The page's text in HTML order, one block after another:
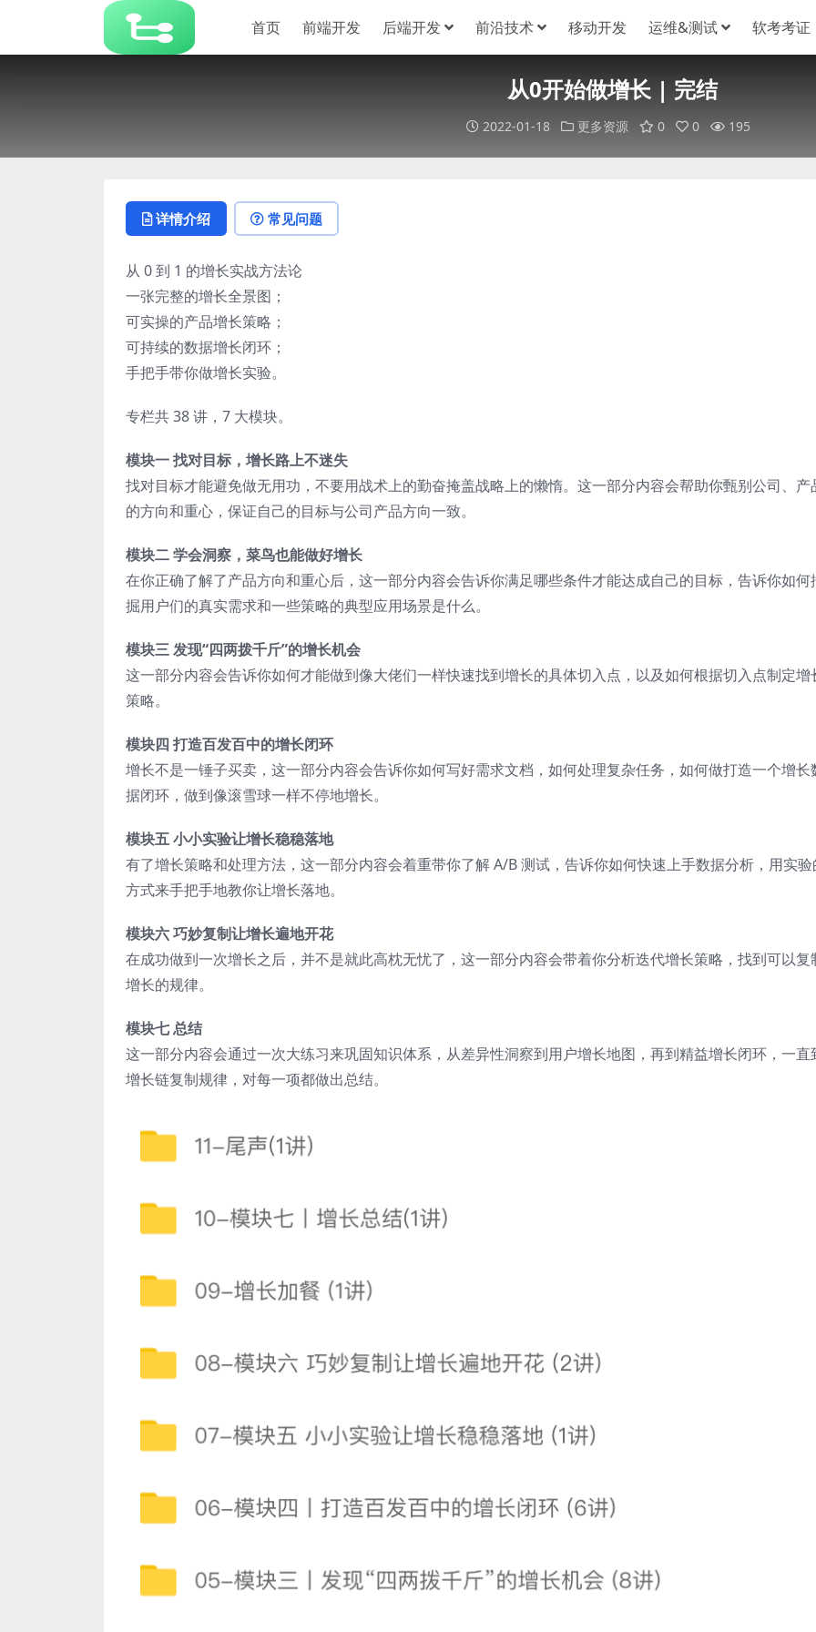
首页 前端开发 后端开发 前沿技术 移动开发 运维&测试 软考考证
从0开始做增长 | 完结
2022-01-18 更多资源 0 0 195
详情介绍 常见问题
从 0 到 1 的增长实战方法论
一张完整的增长全景图；
可实操的产品增长策略；
可持续的数据增长闭环；
手把手带你做增长实验。
专栏共 38 讲，7 大模块。
模块一 找对目标，增长路上不迷失
找对目标才能避免做无用功，不要用战术上的勤奋掩盖战略上的懒惰。这一部分内容会帮助你甄别公司、产
的方向和重心，保证自己的目标与公司产品方向一致。
模块二 学会洞察，菜鸟也能做好增长
在你正确了解了产品方向和重心后，这一部分内容会告诉你满足哪些条件才能达成自己的目标，告诉你如何
掘用户们的真实需求和一些策略的典型应用场景是什么。
模块三 发现“四两拨千斤”的增长机会
这一部分内容会告诉你如何才能做到像大佬们一样快速找到增长的具体切入点，以及如何根据切入点制定增
策略。
模块四 打造百发百中的增长闭环
增长不是一锤子买卖，这一部分内容会告诉你如何写好需求文档，如何处理复杂任务，如何做打造一个增长
据闭环，做到像滚雪球一样不停地增长。
模块五 小小实验让增长稳稳落地
有了增长策略和处理方法，这一部分内容会着重带你了解 A/B 测试，告诉你如何快速上手数据分析，用实验
方式来手把手地教你让增长落地。
模块六 巧妙复制让增长遍地开花
在成功做到一次增长之后，并不是就此高枕无忧了，这一部分内容会带着你分析迭代增长策略，找到可以复
增长的规律。
模块七 总结
这一部分内容会通过一次大练习来巩固知识体系，从差异性洞察到用户增长地图，再到精益增长闭环，一直
增长链复制规律，对每一项都做出总结。